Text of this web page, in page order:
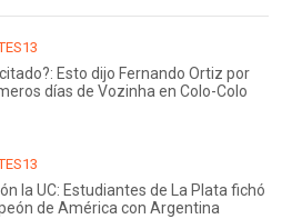
Esto dijo Fernando Ortiz por
días de Vozinha en Colo-Colo
la UC: Estudiantes de La Plata fichó
de América con Argentina